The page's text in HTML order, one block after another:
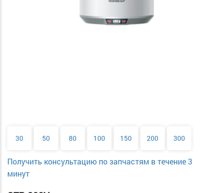
30 50 80 100 150 200 300
Получить консультацию по запчастям в течение 3
минут